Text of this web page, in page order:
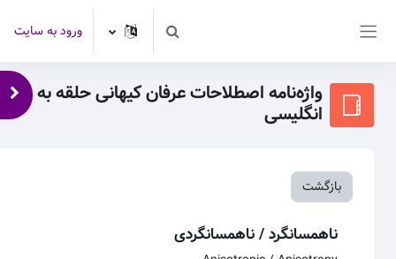
Toggle search inputورود به سایت
واژه‌نامه اصطلاحات عرفان کیهانی حلقه به
انگلیسی
بازگشت
ناهمسانگرد / ناهمسانگردی